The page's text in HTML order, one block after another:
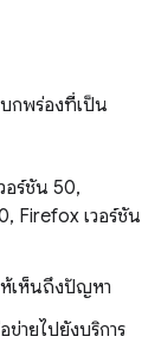
กพร่องที่เป็น
อร์ชัน 50,
Firefox เวอร์ชัน
เห็นถึงปัญหา
ข่ายไปยังบริการ